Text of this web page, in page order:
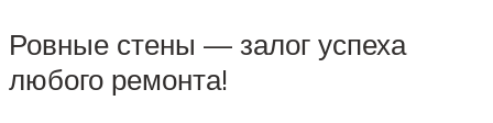
Ровные стены — залог успеха
любого ремонта!